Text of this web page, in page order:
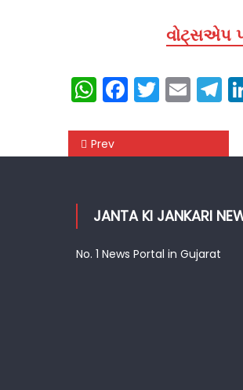
વોટ્સએપ
WhatsApp
Twitter
Post
Prev
JANTA KI JANKARI
No. 1 News Portal in Gujarat